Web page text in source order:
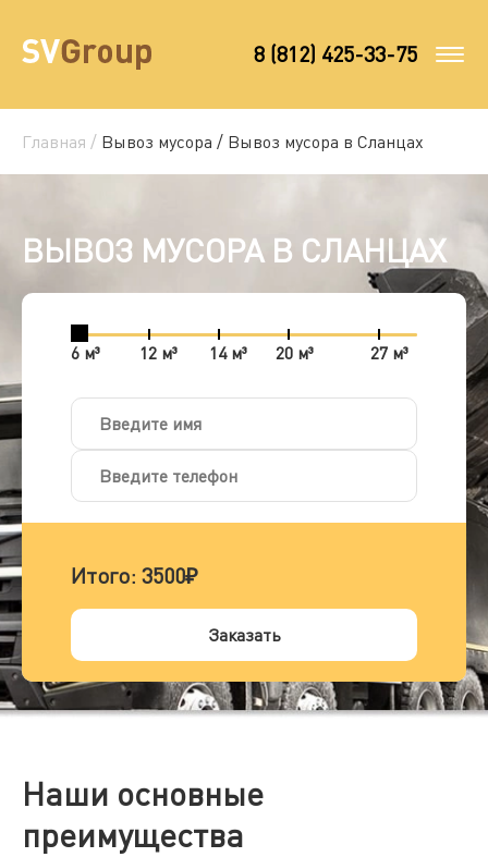
8 (812) 425-33-75
Главная / Вывоз мусора / Вывоз мусора в Сланцах
ВЫВОЗ МУСОРА В СЛАНЦАХ
6 м³ 12 м³ 14 м³ 20 м³ 27 м³
Итого: 3500₽
Заказать
Наши основные
преимущества